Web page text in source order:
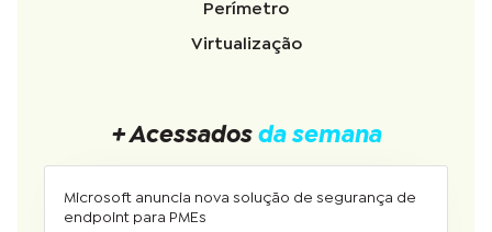
Perímetro
Virtualização
+ Acessados da semana
Microsoft anuncia nova solução de segurança de
endpoint para PMEs